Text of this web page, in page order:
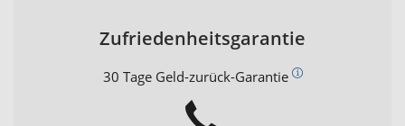
Zufriedenheitsgarantie
30 Tage Geld-zurück-Garantie